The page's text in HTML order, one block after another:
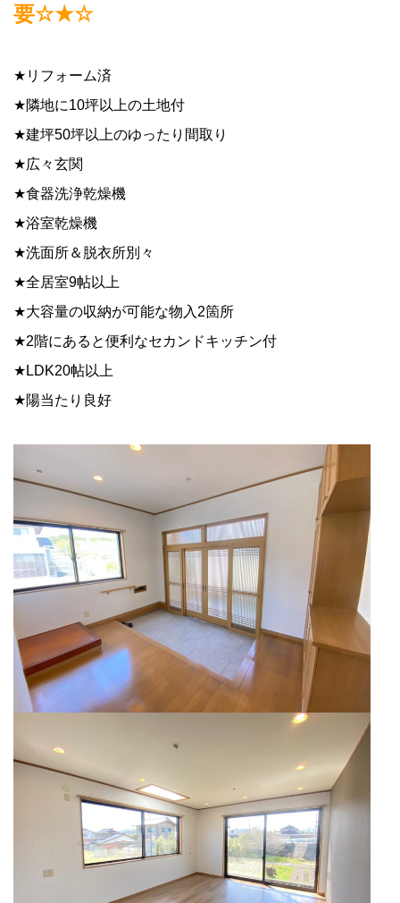
要☆★☆
★ リフォーム済
★隣地に10坪以上の土地付
★建坪50坪以上のゆったり間取り
★広々玄関
★食器洗浄乾燥機
★浴室乾燥機
★洗面所＆脱衣所別々
★全居室9帖以上
★大容量の収納が可能な物入 2箇所
★2階にあると便利なセカンドキッチン付
★ LDK20帖以上
★陽当たり良好